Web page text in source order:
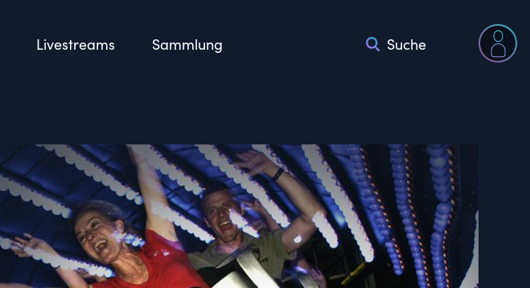
Livestreams Sammlung Suche